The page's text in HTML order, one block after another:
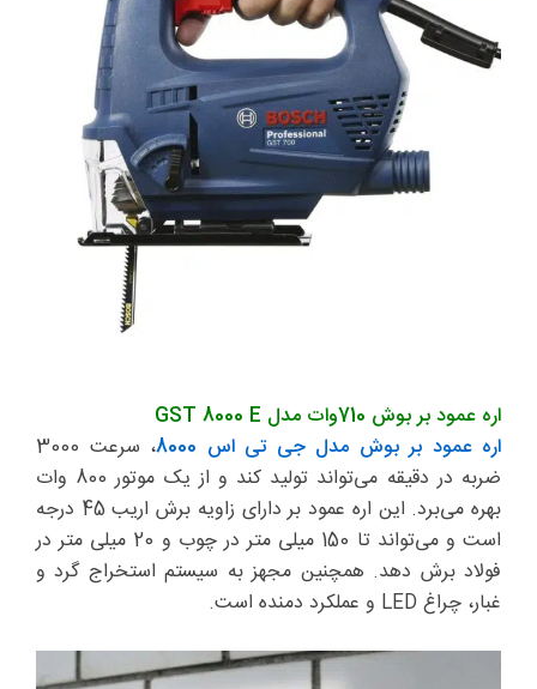
اره عمود بر بوش 710وات مدل GST 8000 E
اره عمود بر بوش مدل جی تی اس 8000
، سرعت 3000
ضربه در دقیقه می‌تواند تولید کند و از یک موتور 800 وات
بهره می‌برد. این اره عمود بر دارای زاویه برش اریب 45 درجه
است و می‌تواند تا 150 میلی متر در چوب و 20 میلی متر در
فولاد برش دهد. همچنین مجهز به سیستم استخراج گرد و
غبار، چراغ LED و عملکرد دمنده است.